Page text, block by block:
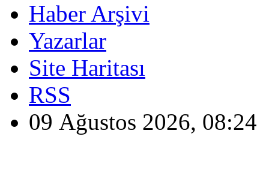
Haber Arşivi
Yazarlar
Site Haritası
RSS
09 Ağustos 2026, 08:24